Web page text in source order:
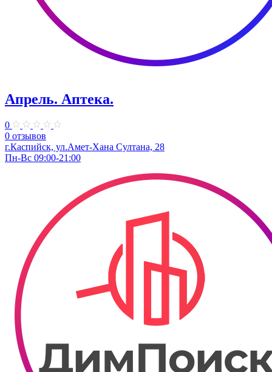
Апрель. ​Аптека.
0
0 отзывов
г.Каспийск, ул.Амет-Хана Султана, 28
Пн-Вс 09:00-21:00